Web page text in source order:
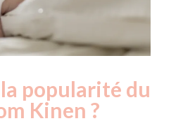
popularité du
Kinen ?